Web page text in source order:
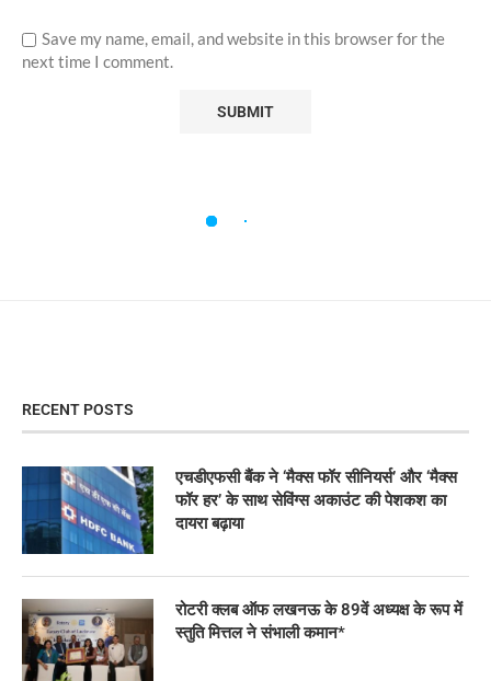
Save my name, email, and website in this browser for the
next time I comment.
RECENT POSTS
एचडीएफसी बैंक ने ‘मैक्स फॉर सीनियर्स’ और ‘मैक्स
फॉर हर’ के साथ सेविंग्स अकाउंट की पेशकश का
दायरा बढ़ाया
रोटरी क्लब ऑफ लखनऊ के 89वें अध्यक्ष के रूप में
स्तुति मित्तल ने संभाली कमान*